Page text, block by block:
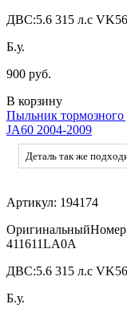
ДВС:5.6 315 л.с
Б.у.
900 руб.
В корзину
Пыльник
JA60 2004-2009
Деталь так же
Артикул: 194174
411611LA0A
ДВС:5.6 315 л.с
Б.у.